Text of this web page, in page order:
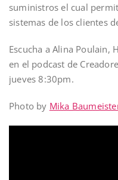
suministros el cual
sistemas de los clientes
Escucha a Alina Poulain,
en el podcast de
jueves 8:30pm.
Photo by Mika